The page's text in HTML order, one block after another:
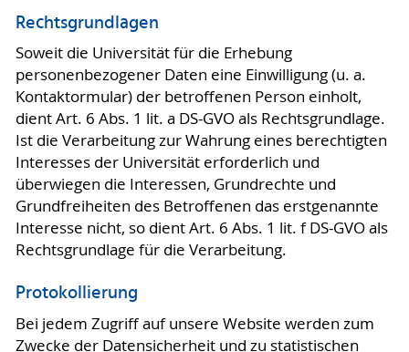
Rechtsgrundlagen
Soweit die Universität für die Erhebung
personenbezogener Daten eine Einwilligung (u. a.
Kontaktormular) der betroffenen Person einholt,
dient Art. 6 Abs. 1 lit. a DS-GVO als Rechtsgrundlage.
Ist die Verarbeitung zur Wahrung eines berechtigten
Interesses der Universität erforderlich und
überwiegen die Interessen, Grundrechte und
Grundfreiheiten des Betroffenen das erstgenannte
Interesse nicht, so dient Art. 6 Abs. 1 lit. f DS-GVO als
Rechtsgrundlage für die Verarbeitung.
Protokollierung
Bei jedem Zugriff auf unsere Website werden zum
Zwecke der Datensicherheit und zu statistischen